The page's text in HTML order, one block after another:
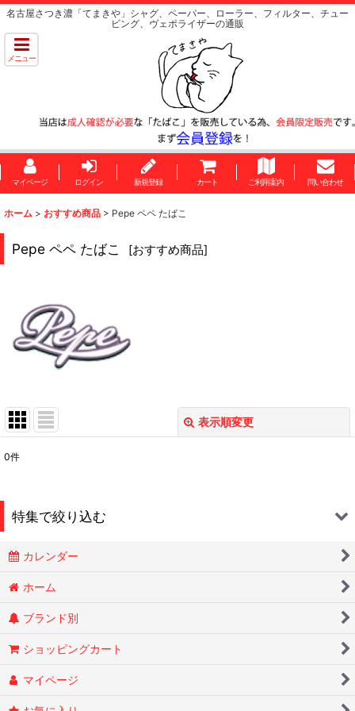
名古屋さつき濃「てまきや」シャグ、ペーパー、ローラー、フィルター、チュー
ビング、ヴェポライザーの通販
メニュー
マイページ ログイン 新規登録 カート ご利用案内 問い合わせ
ホーム > おすすめ商品 > Pepe ペペ たばこ
Pepe ペペ たばこ [おすすめ商品]
表示順変更
0件
特集で絞り込む
ESSENZE
カレンダー
ホーム
ブランド別
ショッピングカート
マイページ